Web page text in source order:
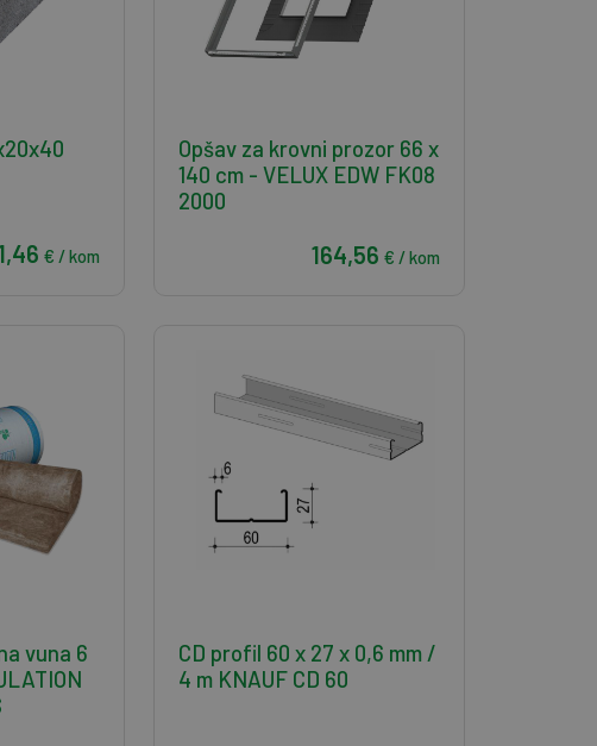
€ / kom
Opšav za krovni prozor 66 x
140 cm - VELUX EDW FK08
2000
164,56 € / kom
vuna 6
CD profil 60 x 27 x 0,6 mm /
4 m KNAUF CD 60